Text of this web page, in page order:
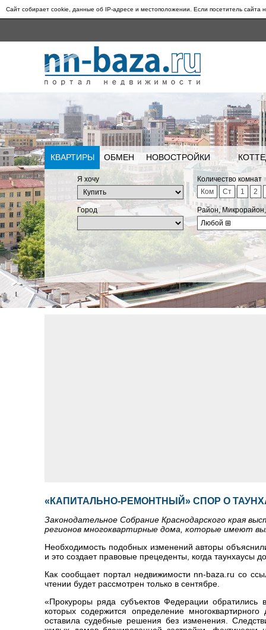
Сайт собирает cookie, данные об IP-адресе и местоположении. Если посетитель сайта
КВАРТИРЫ ОБМЕН НОВОСТРОЙКИ
Я хочу
Количество комнат
Ком
Ст 1 2
Город
Район,
Любой ⊞
«КАПИТАЛЬНО-РЕМОНТНЫЙ» СПОР О
Законодательное Собрание Краснодарского края
регионов многоквартирные дома, которые имеют
Необходимость подобных изменений авторы
и это создает правовые прецеденты, когда
Как сообщает портал недвижимости nn-baza.ru со
чтении будет рассмотрен только в сентябре.
«Прокуроры ряда субъектов Федерации
которых содержится определение
оставила судебные решения без изменения.